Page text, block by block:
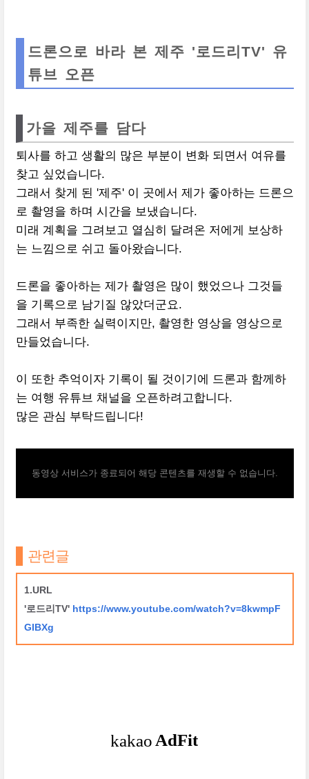
드론으로 바라 본 제주 '로드리TV' 유
튜브 오픈
가을 제주를 담다
퇴사를 하고 생활의 많은 부분이 변화 되면서 여유를
찾고 싶었습니다.
그래서 찾게 된 '제주' 이 곳에서 제가 좋아하는 드론으
로 촬영을 하며 시간을 보냈습니다.
미래 계획을 그려보고 열심히 달려온 저에게 보상하
는 느낌으로 쉬고 돌아왔습니다.
드론을 좋아하는 제가 촬영은 많이 했었으나 그것들
을 기록으로 남기질 않았더군요.
그래서 부족한 실력이지만, 촬영한 영상을 영상으로
만들었습니다.
이 또한 추억이자 기록이 될 것이기에 드론과 함께하
는 여행 유튜브 채널을 오픈하려고합니다.
많은 관심 부탁드립니다!
동영상 서비스가 종료되어 해당 콘텐츠를 재생할 수 없습니다.
관련글
1.URL
'로드리TV' https://www.youtube.com/watch?v=8kwmpF
GIBXg